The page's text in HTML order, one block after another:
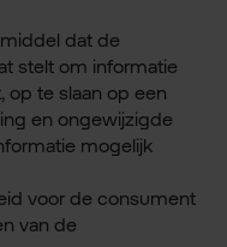
dat de
stelt om informatie
op te slaan op een
en ongewijzigde
mogelijk
voor de consument
van de